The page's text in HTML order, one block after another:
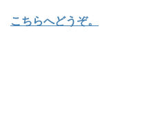
こちらへどうぞ。